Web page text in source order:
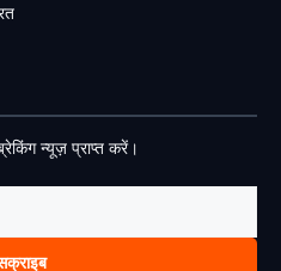
न्यूज़ प्राप्त करें।